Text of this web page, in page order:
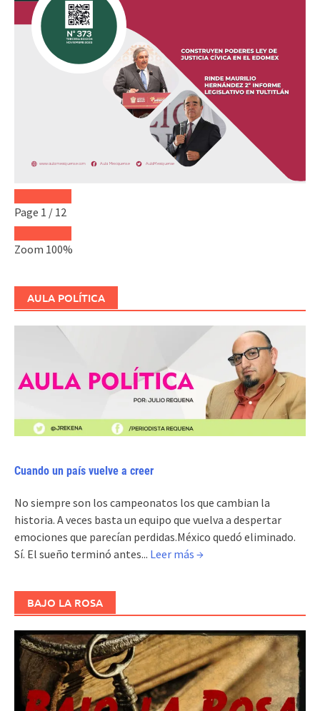
Page 1 / 12
Zoom 100%
AULA POLÍTICA
Cuando un país vuelve a creer
No siempre son los campeonatos los que cambian la
historia. A veces basta un equipo que vuelva a despertar
emociones que parecían perdidas.México quedó eliminado.
Sí. El sueño terminó antes... Leer más →
BAJO LA ROSA